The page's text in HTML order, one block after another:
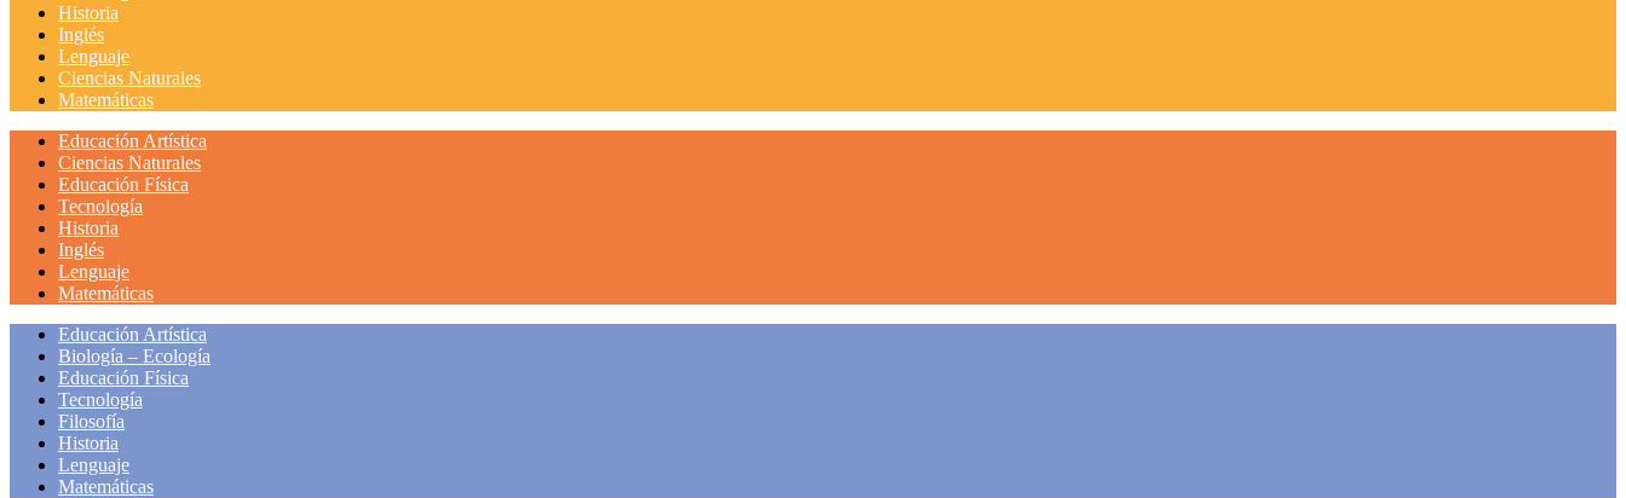
Historia
Inglés
Lenguaje
Ciencias Naturales
Matemáticas
Educación Artística
Ciencias Naturales
Educación Física
Tecnología
Historia
Inglés
Lenguaje
Matemáticas
Educación Artística
Biología – Ecología
Educación Física
Tecnología
Filosofía
Historia
Lenguaje
Matemáticas